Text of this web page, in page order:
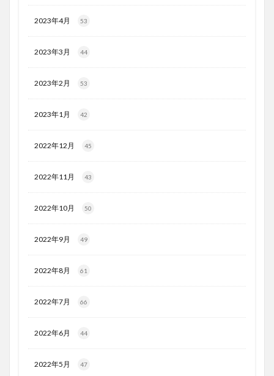
2023年4月 53
2023年3月 44
2023年2月 53
2023年1月 42
2022年12月 45
2022年11月 43
2022年10月 50
2022年9月 49
2022年8月 61
2022年7月 66
2022年6月 44
2022年5月 47